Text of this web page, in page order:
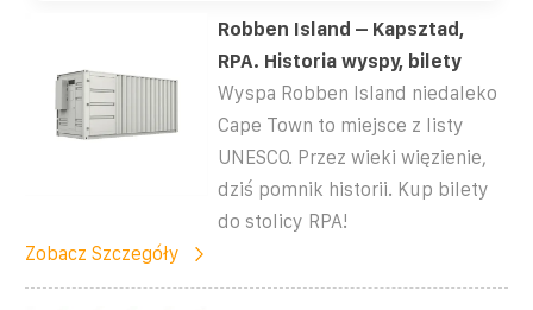
Robben Island – Kapsztad,
RPA. Historia wyspy, bilety
Wyspa Robben Island niedaleko
Cape Town to miejsce z listy
UNESCO. Przez wieki więzienie,
dziś pomnik historii. Kup bilety
do stolicy RPA!
Zobacz Szczegóły